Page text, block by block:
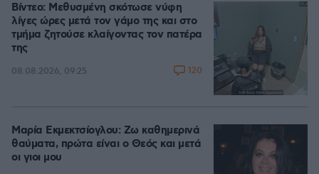
Βίντεο: Μεθυσμένη σκότωσε νύφη
λίγες ώρες μετά τον γάμο της και στο
τμήμα ζητούσε κλαίγοντας τον πατέρα
της
08.08.2026, 09:25 120
Μαρία Εκμεκτσίογλου: Ζω καθημερινά
θαύματα, πρώτα είναι ο Θεός και μετά
οι γιοι μου